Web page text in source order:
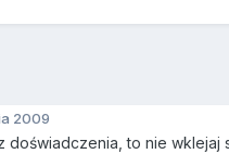
2009
doświadczenia, to nie